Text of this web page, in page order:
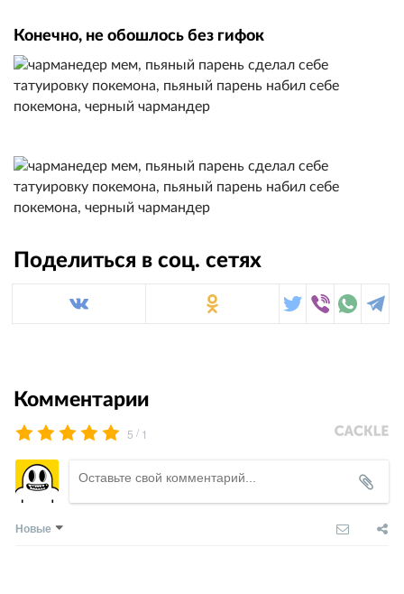
Конечно, не обошлось без гифок
Поделиться в соц. сетях
Комментарии
5 / 1
Новые